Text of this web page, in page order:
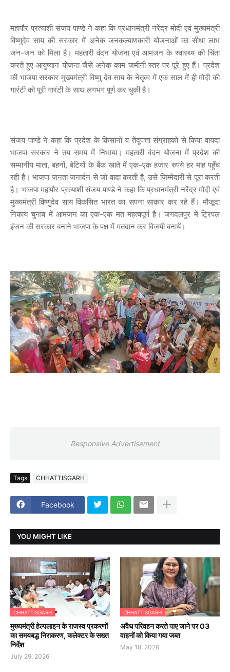
महापौर प्रत्याशी संजय पाण्डे ने कहा कि प्रधानमंत्री नरेंद्र मोदी एवं मुख्यमंत्री
विष्णुदेव साय की सरकार में अनेक जनकल्याणकारी योजनाओं का सीधा लाभ
जन-जन को मिला है। महतारी वंदन योजना एवं आमजन के स्वास्थ्य की चिंता
करते हुए आयुष्यान योजना जैसे अनेक काम जमीनी स्तर पर पूरे हुए हैं। प्रदेश
की भाजपा सरकार मुख्यमंत्री विष्णु देव साय के नेतृत्व में एक साल में ही मोदी की
गारंटी को पूरी गारंटी के साथ लगभग पूर्ण कर चुकी है।
संजय पाण्डे ने कहा कि प्रदेश के किसानों व तेंदूपत्ता संग्राहकों से किया वायदा
भाजपा सरकार ने तय समय में निभाया। महतारी वंदन योजना में प्रदेश की
सम्मानीय माता, बहनों, बेटियों के बैंक खाते में एक-एक हजार रुपये हर माह पहुँच
रही है। भाजपा जनता जनार्दन से जो वादा करती है, उसे ज़िम्मेदारी से पूरा करती
है। भाजपा महापौर प्रत्याशी संजय पाण्डे ने कहा कि प्रधानमंत्री नरेंद्र मोदी एवं
मुख्यमंत्री विष्णुदेव साय विकसित भारत का सपना साकार कर रहे हैं। मौजूदा
निकाय चुनाव में आमजन का एक-एक मत महत्वपूर्ण है। जगदलपुर में ट्रिपल
इंजन की सरकार बनाने भाजपा के पक्ष में मतदान कर विजयी बनायें।
Responsive Advertisement
Tags CHHATTISGARH
Facebook
YOU MIGHT LIKE
CHHATTISGARH
मुख्यमंत्री हेल्पलाइन के राजस्व प्रकरणों
का समयबद्ध निराकरण, कलेक्टर के सख्त
निर्देश
July 29, 2026
CHHATTISGARH
अवैध परिवहन करते पाए जाने पर 03
वाहनों को किया गया जब्त
May 18, 2026